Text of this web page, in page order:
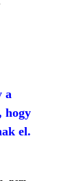
a
hogy
el.